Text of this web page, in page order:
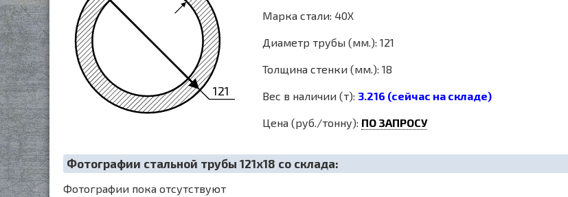
121
Марка стали: 40Х
Диаметр трубы (мм.): 121
Толщина стенки (мм.): 18
Вес в наличии (т): 3.216 (сейчас на складе)
Цена (руб./тонну): ПО ЗАПРОСУ
Фотографии стальной трубы 121х18 со склада:
Фотографии пока отсутствуют